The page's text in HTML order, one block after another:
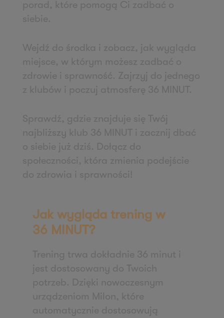
Zapisz mnie
36 MINUT Wałbrzych
ul. Długa 5
58-309 Wałbrzych
Zapisz mnie
36 MINUT Wejherowo
84-200 Wejherowo
Zapisz mnie
36 MINUT WestPoint
ul. Wichrowa 1a
60-114 Poznań
ul. Naramowicka 47
61-622 Poznań
Zapisz mnie
36 MINUT Włoszakowice
ul. Powstańców Wielkopolskich 1A
64-140 Włoszakowice
Zapisz mnie
porad, które pomogą Ci zadbać o
siebie.
Wejdź do środka i zobacz, jak wygląda
miejsce, w którym możesz zadbać o
zdrowie i sprawność. Zajrzyj do jednego
z klubów i poczuj atmosferę 36 MINUT.
Sprawdź, gdzie znajduje się Twój
najbliższy klub 36 MINUT i zacznij dbać
o siebie już dziś. Dołącz do
społeczności, która zmienia podejście
do zdrowia i sprawności!
Jak wygląda trening w
36 MINUT?
Trening trwa dokładnie 36 minut i
jest dostosowany do Twoich
potrzeb. Dzięki nowoczesnym
urządzeniom Milon, które
automatycznie dostosowują